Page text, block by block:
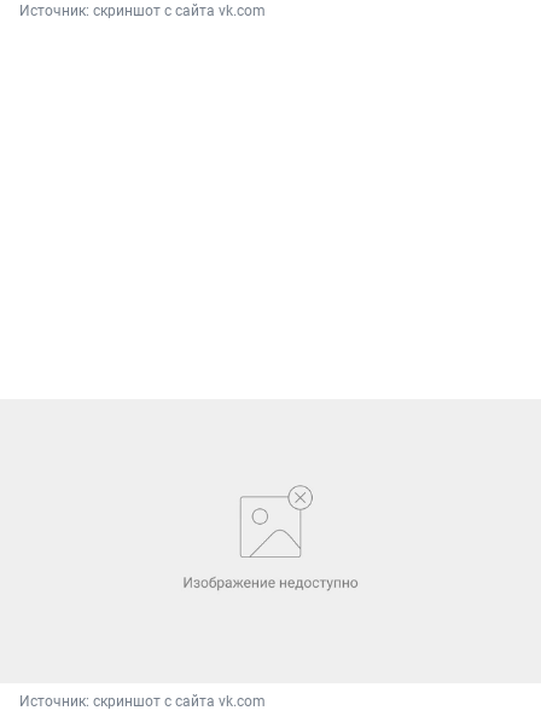
Источник: скриншот с сайта vk.com
Источник: скриншот с сайта vk.com